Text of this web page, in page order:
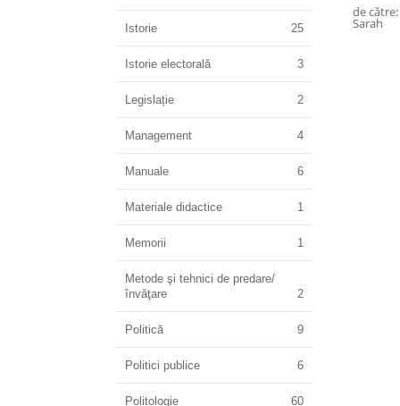
de către:
Sarah
Istorie 25
Istorie electorală 3
Legislație 2
Management 4
Manuale 6
Materiale didactice 1
Memorii 1
Metode şi tehnici de predare/
învăţare
2
Politică 9
Politici publice 6
Politologie 60